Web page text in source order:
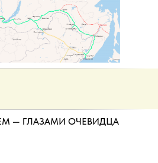
— ГЛАЗАМИ ОЧЕВИДЦА